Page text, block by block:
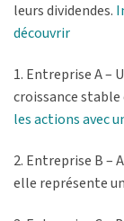
leurs dividendes.
découvrir
1. Entreprise A –
croissance
les actions avec
2. Entreprise B –
elle représente